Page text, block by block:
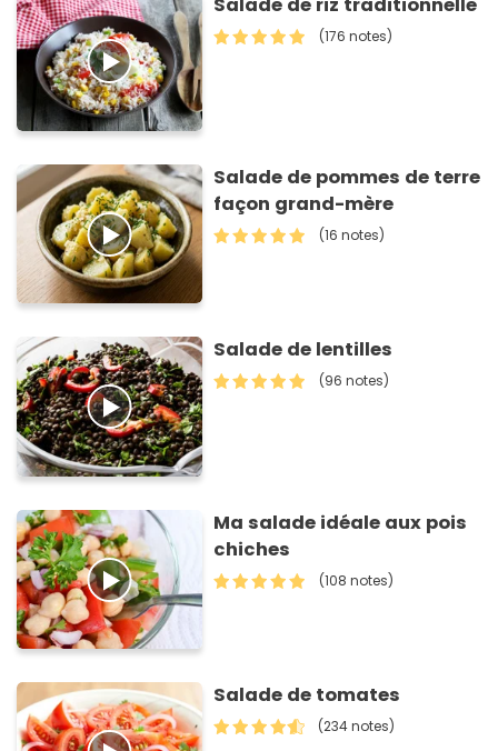
(176 notes)
Salade de pommes de terre
façon grand-mère
(16 notes)
Salade de lentilles
(96 notes)
Ma salade idéale aux pois
chiches
(108 notes)
Salade de tomates
(234 notes)